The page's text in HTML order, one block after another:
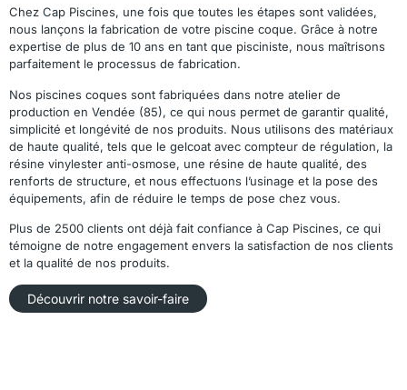
Chez Cap Piscines, une fois que toutes les étapes sont validées,
nous lançons la fabrication de votre piscine coque. Grâce à notre
expertise de plus de 10 ans en tant que pisciniste, nous maîtrisons
parfaitement le processus de fabrication.
Nos piscines coques sont fabriquées dans notre atelier de
production en Vendée (85), ce qui nous permet de garantir qualité,
simplicité et longévité de nos produits. Nous utilisons des matériaux
de haute qualité, tels que le gelcoat avec compteur de régulation, la
résine vinylester anti-osmose, une résine de haute qualité, des
renforts de structure, et nous effectuons l’usinage et la pose des
équipements, afin de réduire le temps de pose chez vous.
Plus de 2500 clients ont déjà fait confiance à Cap Piscines, ce qui
témoigne de notre engagement envers la satisfaction de nos clients
et la qualité de nos produits.
Découvrir notre savoir-faire